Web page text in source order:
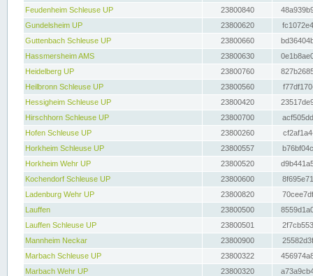
Feudenheim Schleuse UP
23800840
Gundelsheim UP
23800620
Guttenbach Schleuse UP
23800660
Hassmersheim AMS
23800630
Heidelberg UP
23800760
Heilbronn Schleuse UP
23800560
Hessigheim Schleuse UP
23800420
Hirschhorn Schleuse UP
23800700
Hofen Schleuse UP
23800260
Horkheim Schleuse UP
23800557
Horkheim Wehr UP
23800520
Kochendorf Schleuse UP
23800600
Ladenburg Wehr UP
23800820
Lauffen
23800500
Lauffen Schleuse UP
23800501
Mannheim Neckar
23800900
Marbach Schleuse UP
23800322
Marbach Wehr UP
23800320